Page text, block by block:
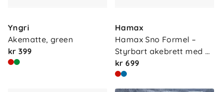
Yngri
Akematte, green
kr 399
Hamax
Hamax Sno Formel –
Styrbart akebrett med
ra…
kr 699